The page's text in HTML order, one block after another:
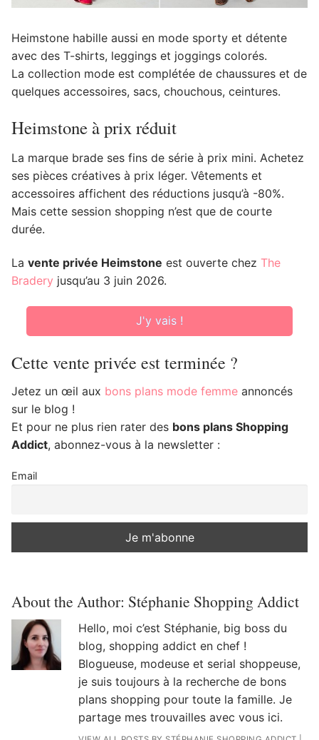
Heimstone habille aussi en mode sporty et détente
avec des T-shirts, leggings et joggings colorés.
La collection mode est complétée de chaussures et de
quelques accessoires, sacs, chouchous, ceintures.
Heimstone à prix réduit
La marque brade ses fins de série à prix mini. Achetez
ses pièces créatives à prix léger. Vêtements et
accessoires affichent des réductions jusqu’à -80%.
Mais cette session shopping n’est que de courte
durée.
La vente privée Heimstone est ouverte chez The
Bradery jusqu’au 3 juin 2026.
J'y vais !
Cette vente privée est terminée ?
Jetez un œil aux bons plans mode femme annoncés
sur le blog !
Et pour ne plus rien rater des bons plans Shopping
Addict, abonnez-vous à la newsletter :
Email
About the Author: Stéphanie Shopping Addict
Hello, moi c’est Stéphanie, big boss du
blog, shopping addict en chef !
Blogueuse, modeuse et serial shoppeuse,
je suis toujours à la recherche de bons
plans shopping pour toute la famille. Je
partage mes trouvailles avec vous ici.